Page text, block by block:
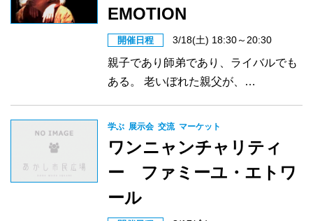
EMOTION
開催日程 3/18(土) 18:30～20:30
親子であり師弟であり、ライバルでも
ある。 老いぼれた親父が、…
学ぶ 展示会 交流 マーケット
ワンニャンチャリティ
ー ファミーユ・エトワ
ール